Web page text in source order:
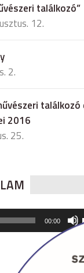
találkozó”
12.
2.
találkozó
2016
25.
00:00